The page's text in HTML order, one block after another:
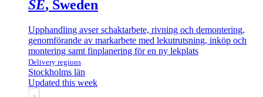
SE, Sweden
Upphandling avser schaktarbete, rivning och demontering,
genomförande av markarbete med lekutrutsning, inköp och
montering samt finplanering för en ny lekplats
Delivery regions
Stockholms län
Updated this week